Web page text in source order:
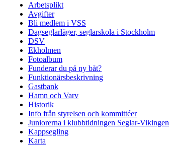
Arbetsplikt
Avgifter
Bli medlem i VSS
Dagseglarläger, seglarskola i Stockholm
DSV
Ekholmen
Fotoalbum
Funderar du på ny båt?
Funktionärsbeskrivning
Gastbank
Hamn och Varv
Historik
Info från styrelsen och kommittéer
Juniorerna i klubbtidningen Seglar-Vikingen
Kappsegling
Karta